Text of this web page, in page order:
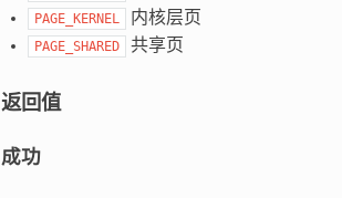
PAGE_KERNEL 内核层页
PAGE_SHARED 共享页
返回值
成功